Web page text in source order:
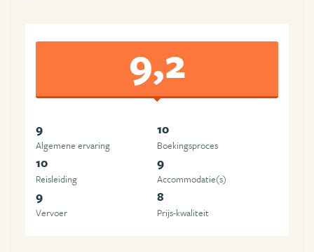
9,2
9
Algemene ervaring
10
Boekingsproces
10
Reisleiding
9
Accommodatie(s)
9
Vervoer
8
Prijs-kwaliteit